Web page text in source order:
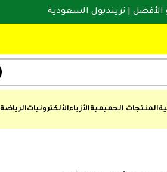
المنتجات الحميميةالأزياءالألكترونياتالرياضة
الأفضل | ترينديول السعودية